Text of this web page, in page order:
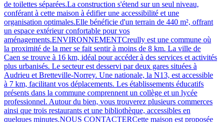
de toilettes séparées.La construction s'étend sur un seul niveau,
conférant à cette maison à édifier une accessibilité et une
organisation optimales.Elle bénéficie d'un terrain de 440 m², offrant
un espace extérieur confortable pour vos
aménagements.ENVIRONNEMENTCreully est une commune où
la proximité de la mer se fait sentir à moins de 8 km. La ville de
Caen se trouve à 16 km, idéal pour accéder à des services et activités
plus urbanisés. Le secteur est desservi par deux gares situées à
Audrieu et Bretteville-Norrey. Une nationale, la N13, est accessible
à 7 km, facilitant vos déplacements. Les établissements éducatifs
présents dans la commune comprennent un collège et un lycée
professionnel. Autour du bien, vous trouverez plusieurs commerces
ainsi que trois restaurants et une bibliothèque, accessibles en
quelques minutes.NOUS CONTACTERCette maison est proposée